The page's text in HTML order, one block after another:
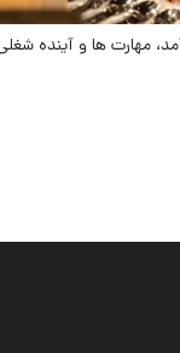
مهارت ها و آینده